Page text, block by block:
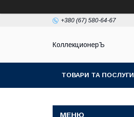
+380 (67) 580-64-67
КоллекционерЪ
ТОВАРИ ТА ПОСЛУГИ